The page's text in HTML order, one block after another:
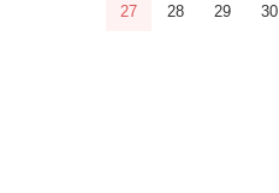
27 28 29 30